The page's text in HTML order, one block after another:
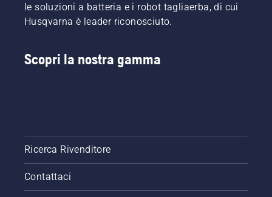
le soluzioni a batteria e i robot tagliaerba, di cui
Husqvarna è leader riconosciuto.
Scopri la nostra gamma
Ricerca Rivenditore
Contattaci